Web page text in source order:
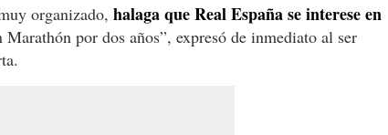
organizado, halaga que Real España se interese en
por dos años”, expresó de inmediato al ser